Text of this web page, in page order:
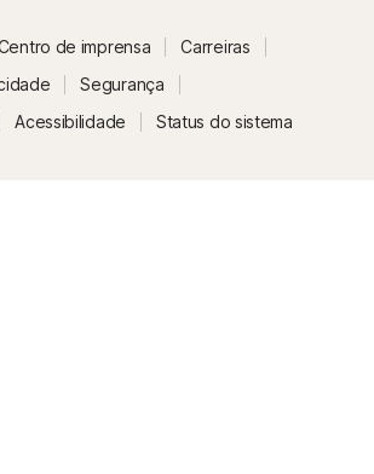
de imprensa
Carreiras
Segurança
Acessibilidade Status do sistema